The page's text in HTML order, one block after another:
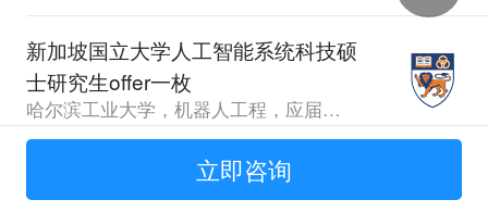
新加坡国立大学人工智能系统科技硕
士研究生offer一枚
哈尔滨工业大学，机器人工程，应届生，GPA84.38，雅思6.5，GRE319
985院校 2025年2月
香港大学微电子科学与技术（工程）
立即咨询